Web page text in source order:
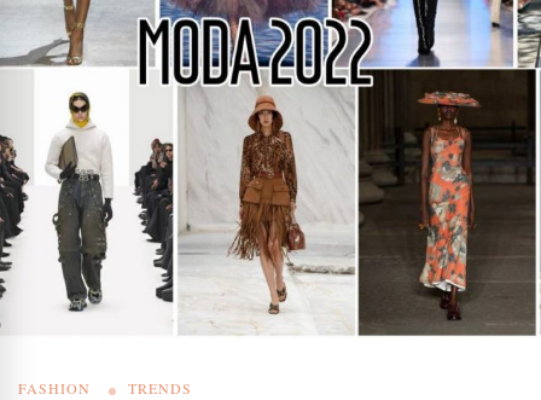
FASHION TRENDS